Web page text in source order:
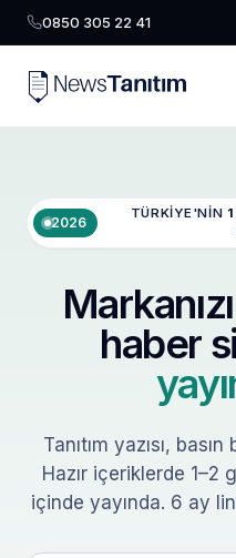
0850 305 22 41
2026
TÜRKIYE'NIN
haber
Tanıtım yazısı,
Hazır içeriklerde 1–2
içinde yayında. 6 ay